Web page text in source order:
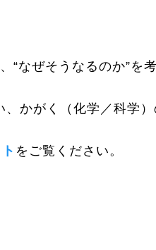
“なぜそうなるのか”を
かがく（化学／科学）
をご覧ください。